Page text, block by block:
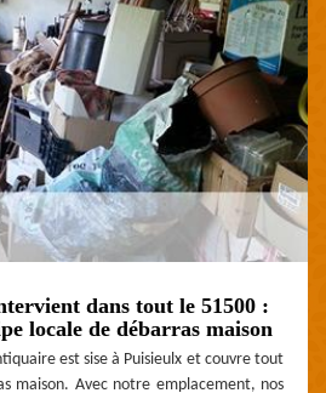
dans tout le 51500 :
locale de débarras maison
est sise à Puisieulx et couvre tout
maison. Avec notre emplacement, nos